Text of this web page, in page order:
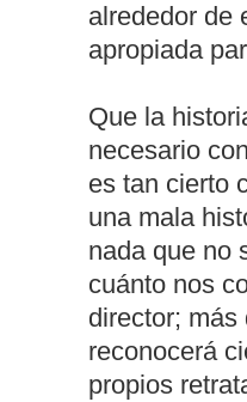
alrededor de
apropiada
Que la
necesario
es tan cierto
una mala
nada que no
cuánto nos
director; más
reconocerá
propios